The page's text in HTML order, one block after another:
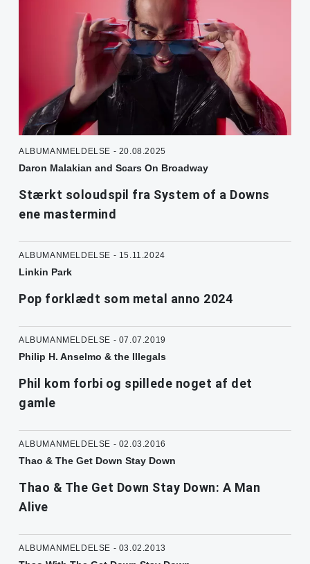
ALBUMANMELDELSE - 20.08.2025
Daron Malakian and Scars On Broadway
Stærkt soloudspil fra System of a Downs
ene mastermind
ALBUMANMELDELSE - 15.11.2024
Linkin Park
Pop forklædt som metal anno 2024
ALBUMANMELDELSE - 07.07.2019
Philip H. Anselmo & the Illegals
Phil kom forbi og spillede noget af det
gamle
ALBUMANMELDELSE - 02.03.2016
Thao & The Get Down Stay Down
Thao & The Get Down Stay Down: A Man
Alive
ALBUMANMELDELSE - 03.02.2013